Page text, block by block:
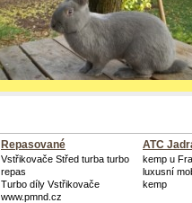
Repasované
Turbodmychadlo
Vstřikovače Střed turba turbo
repas
Turbo díly Vstřikovače
www.pmnd.cz
ATC
kemp u
luxusní
kemp